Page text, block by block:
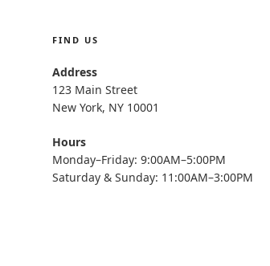
FIND US
Address
123 Main Street
New York, NY 10001
Hours
Monday–Friday: 9:00AM–5:00PM
Saturday & Sunday: 11:00AM–3:00PM